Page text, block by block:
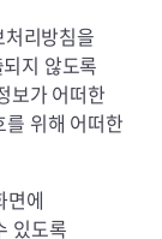
리방침을
지 않도록
보가 어떠한
를 위해 어떠한
에
있도록